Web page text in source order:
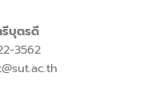
บุตรดี
3562